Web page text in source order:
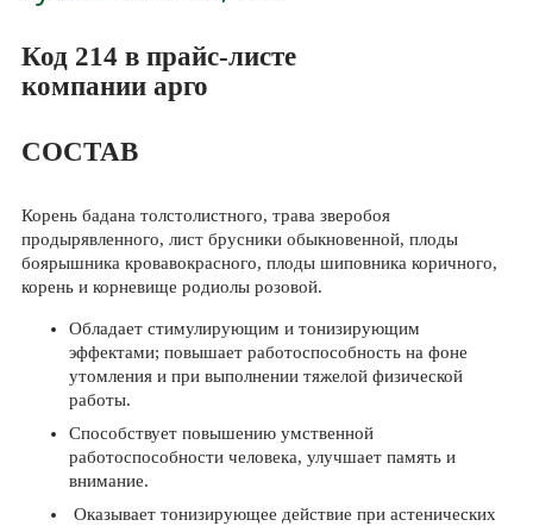
Код 214 в прайс-листе
компании арго
СОСТАВ
Корень бадана толстолистного, трава зверобоя
продырявленного, лист брусники обыкновенной, плоды
боярышника кроваво­красного, плоды шиповника коричного,
корень и корневище родиолы розовой.
Обладает стимулирующим и тонизирующим
эффектами; повышает работоспособность на фоне
утомления и при выполнении тяжелой физической
работы.
Способствует повышению умственной
работоспособности человека, улучшает память и
внимание.
Оказывает тонизирующее действие при астенических